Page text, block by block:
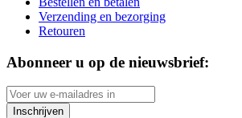
Verzending en bezorging
Retouren
Abonneer u op de nieuwsbrief:
Inschrijven